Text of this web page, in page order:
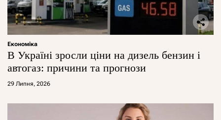
Економіка
В Україні зросли ціни на дизель бензин і
автогаз: причини та прогнози
29 Липня, 2026